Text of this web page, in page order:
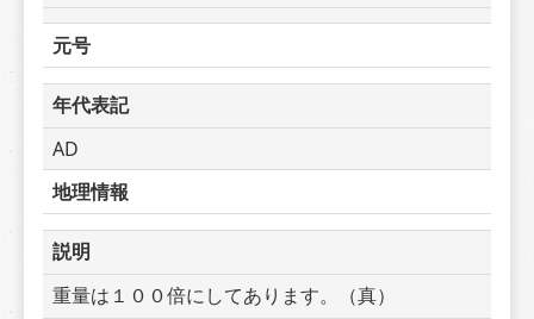
元号
年代表記
AD
地理情報
説明
重量は１００倍にしてあります。（真）